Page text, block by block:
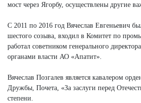
мост через Ягорбу, осуществлены другие
С 2011 по 2016 год Вячеслав Евгеньевич
шестого созыва, входил в Комитет по
работал советником генерального
органами власти АО «Апатит».
Вячеслав Позгалев является кавалером
Дружбы, Почета, «За заслуги перед
степени.